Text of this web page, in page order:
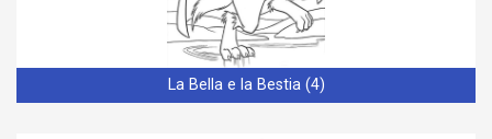
La Bella e la Bestia (4)